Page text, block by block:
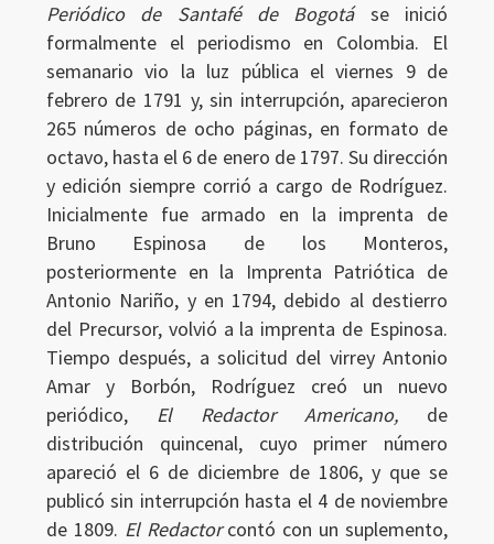
Periódico de Santafé de Bogotáse inició
formalmente el periodismo en Colombia. El
semanario vio la luz pública el viernes 9 de
febrero de 1791 y, sin interrupción, aparecieron
265 números de ocho páginas, en formato de
octavo, hasta el 6 de enero de 1797. Su dirección
y edición siempre corrió a cargo de Rodríguez.
Inicialmente fue armado en la imprenta de
Bruno Espinosa de los Monteros,
posteriormente en la Imprenta Patriótica de
Antonio Nariño, y en 1794, debido al destierro
del Precursor, volvió a la imprenta de Espinosa.
Tiempo después, a solicitud del virrey Antonio
Amar y Borbón, Rodríguez creó un nuevo
periódico, El Redactor Americano, de
distribución quincenal, cuyo primer número
apareció el 6 de diciembre de 1806, y que se
publicó sin interrupción hasta el 4 de noviembre
de 1809. El Redactorcontó con un suplemento,
Ingresar